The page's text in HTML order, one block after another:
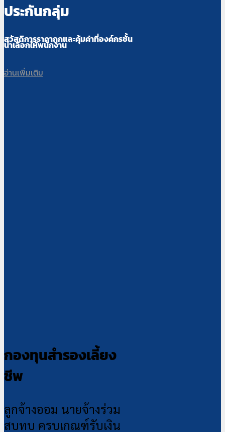
ประกันกลุ่ม
สวัสดิการราคาถูกและคุ้มค่าที่องค์กรชั้น
นำเลือกให้พนักงาน
อ่านเพิ่มเติม
กองทุนสำรองเลี้ยง
ชีพ
ลูกจ้างออม นายจ้างร่วม
สบทบ ครบเกณฑ์รับเงิน